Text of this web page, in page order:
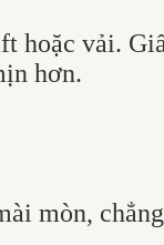
hoặc vải.
hơn.
mòn,